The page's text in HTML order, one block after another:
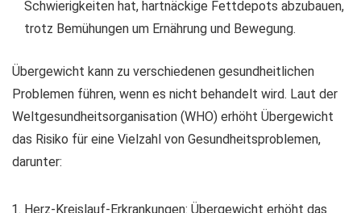
Schwierigkeiten hat, hartnäckige Fettdepots abzubauen,
trotz Bemühungen um Ernährung und Bewegung.
Übergewicht kann zu verschiedenen gesundheitlichen
Problemen führen, wenn es nicht behandelt wird. Laut der
Weltgesundheitsorganisation (WHO) erhöht Übergewicht
das Risiko für eine Vielzahl von Gesundheitsproblemen,
darunter:
Herz-Kreislauf-Erkrankungen: Übergewicht erhöht das